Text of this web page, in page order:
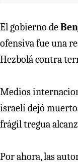
El gobierno de
ofensiva fue una
Hezbolá contra
Medios
israelí dejó
frágil tregua
Por ahora, las